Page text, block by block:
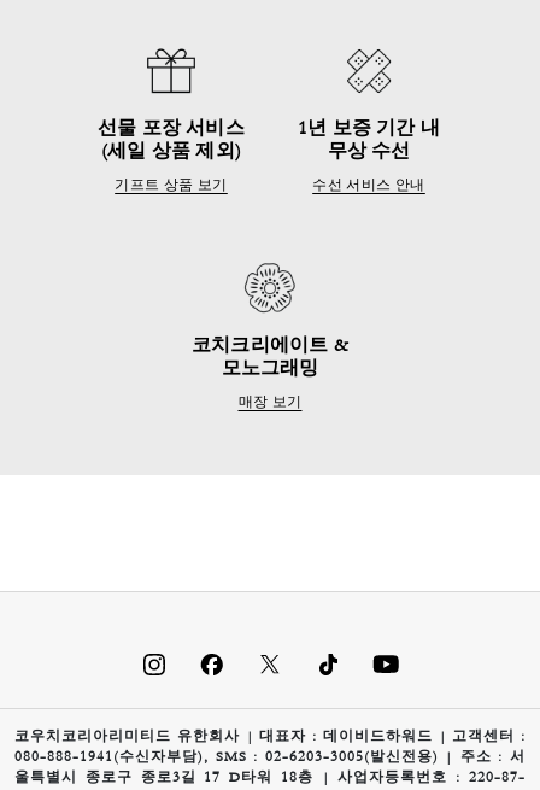
선물 포장 서비스
(세일 상품 제외)
기프트 상품 보기
1년 보증 기간 내
무상 수선
수선 서비스 안내
코치크리에이트 &
모노그래밍
매장 보기
코우치코리아리미티드 유한회사 | 대표자 : 데이비드하워드 | 고객센터 :
080-888-1941(수신자부담), SMS : 02-6203-3005(발신전용) | 주소 : 서
울특별시 종로구 종로3길 17 D타워 18층 | 사업자등록번호 : 220-87-